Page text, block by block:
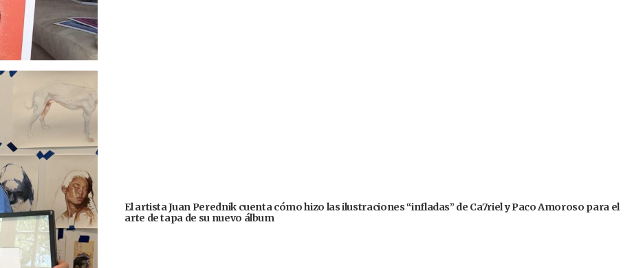
El artista Juan Perednik cuenta cómo hizo las ilustraciones “infladas” de Ca7riel y Paco Amoroso para el
arte de tapa de su nuevo álbum